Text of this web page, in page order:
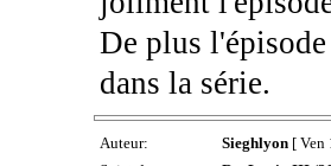
De plus
dans la série.
Auteur: Sieghlyon[ Ven